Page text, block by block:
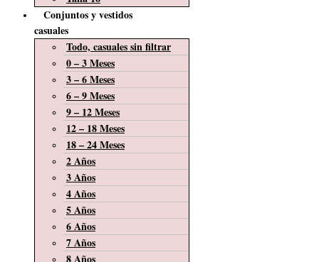
Conjuntos y vestidos
casuales
Todo, casuales sin filtrar
0 – 3 Meses
3 – 6 Meses
6 – 9 Meses
9 – 12 Meses
12 – 18 Meses
18 – 24 Meses
2 Años
3 Años
4 Años
5 Años
6 Años
7 Años